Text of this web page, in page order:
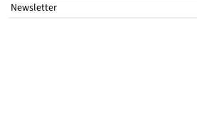
Newsletter